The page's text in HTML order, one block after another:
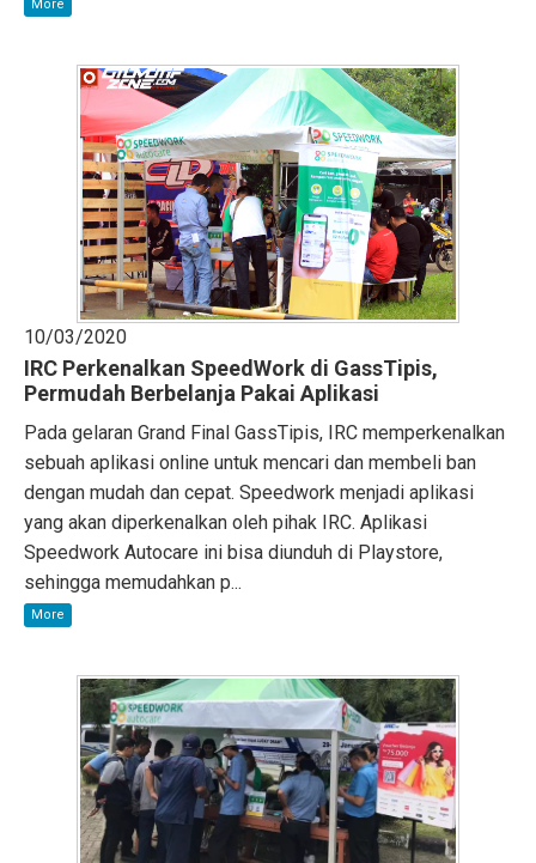
More
10/03/2020
IRC Perkenalkan SpeedWork di GassTipis,
Permudah Berbelanja Pakai Aplikasi
Pada gelaran Grand Final GassTipis, IRC memperkenalkan
sebuah aplikasi online untuk mencari dan membeli ban
dengan mudah dan cepat. Speedwork menjadi aplikasi
yang akan diperkenalkan oleh pihak IRC. Aplikasi
Speedwork Autocare ini bisa diunduh di Playstore,
sehingga memudahkan p...
More